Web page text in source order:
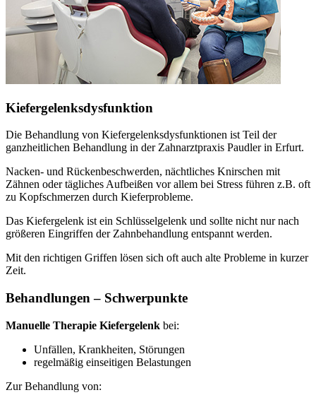
Kiefergelenksdysfunktion
Die Behandlung von Kiefergelenksdysfunktionen ist Teil der
ganzheitlichen Behandlung in der Zahnarztpraxis Paudler in Erfurt.
Nacken- und Rückenbeschwerden, nächtliches Knirschen mit
Zähnen oder tägliches Aufbeißen vor allem bei Stress führen z.B. oft
zu Kopfschmerzen durch Kieferprobleme.
Das Kiefergelenk ist ein Schlüsselgelenk und sollte nicht nur nach
größeren Eingriffen der Zahnbehandlung entspannt werden.
Mit den richtigen Griffen lösen sich oft auch alte Probleme in kurzer
Zeit.
Behandlungen – Schwerpunkte
Manuelle Therapie Kiefergelenk bei:
Unfällen, Krankheiten, Störungen
regelmäßig einseitigen Belastungen
Zur Behandlung von: